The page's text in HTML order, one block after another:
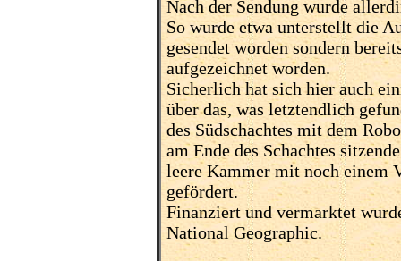
Nach der Sendung wurde
So wurde etwa unterstellt die
gesendet worden sondern
aufgezeichnet worden.
Sicherlich hat sich hier auch
über das, was letztendlich
des Südschachtes mit dem
am Ende des Schachtes
leere Kammer mit noch einem
gefördert.
Finanziert und vermarktet
National Geographic.